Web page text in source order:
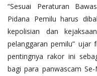
“Sesuai Peraturan
Pidana Pemilu harus
kepolisian dan
pelanggaran pemilu” ujar
pentingnya rakor ini
bagi para panwascam